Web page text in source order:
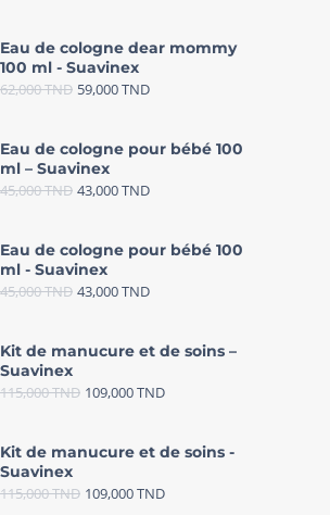
Eau de cologne dear mommy
100 ml - Suavinex
62,000TND 59,000TND
Eau de cologne pour bébé 100
ml – Suavinex
45,000TND 43,000TND
Eau de cologne pour bébé 100
ml - Suavinex
45,000TND 43,000TND
Kit de manucure et de soins –
Suavinex
115,000TND 109,000TND
Kit de manucure et de soins -
Suavinex
115,000TND 109,000TND